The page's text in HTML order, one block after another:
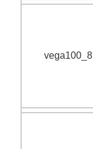
vega100_8